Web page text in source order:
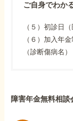
ご自身でわか
（５）初診日
（６）加入年
（診断傷病名）
障害年金無料相談